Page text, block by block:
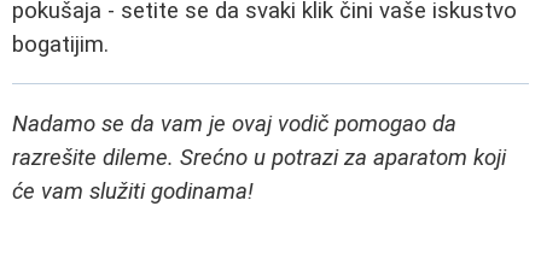
pokušaja - setite se da svaki klik čini vaše iskustvo
bogatijim.
Nadamo se da vam je ovaj vodič pomogao da
razrešite dileme. Srećno u potrazi za aparatom koji
će vam služiti godinama!